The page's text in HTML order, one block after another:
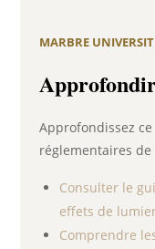
MARBRE
Approfondissez
réglementaires
Consulter le
effets de
Comprendre